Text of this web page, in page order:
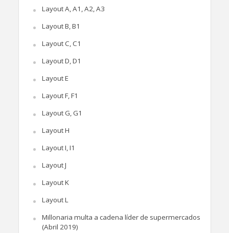
Layout A, A1, A2, A3
Layout B, B1
Layout C, C1
Layout D, D1
Layout E
Layout F, F1
Layout G, G1
Layout H
Layout I, I1
Layout J
Layout K
Layout L
Millonaria multa a cadena líder de supermercados
(Abril 2019)